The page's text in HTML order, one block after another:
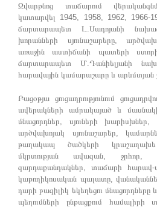
Զվարթնոց տաճարում
կատարվել 1945, 1958, 1962, 1966-
ճարտարապետ Լ.Սադոյանի
խորանների սյունաշարերը,
առաջին աստիճանի պատերի
ճարտարապետ Մ.Դանիելյանի
հարավային կամարաշարը և արևմտյան
Բացօթյա ցուցադրությունում
ավերակների ամրակայած և
մնացորդներ, սյուների
արծվախոյակ սյունաշարեր,
թաղակապ ծածկերի կրաշաղախե
մկրտության ավազան, ջրհոր,
զարդաքանդակներ, տաճարի հարավ-
կաթողիկոսական պալատը,
դարի բազիլիկ եկեղեցու մնացորդները
պեղումների ընթացքում համալիրի